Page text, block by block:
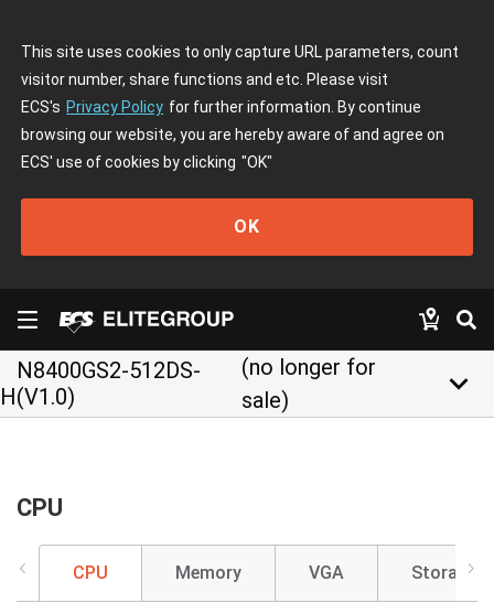
This site uses cookies to only capture URL parameters, count
visitor number, share functions and etc. Please visit
ECS's Privacy Policy for further information. By continue
browsing our website, you are hereby aware of and agree on
ECS' use of cookies by clicking "OK"
OK
N8400GS2-512DS-
H(V1.0)
(no longer for
sale)
keyboard_arrow_down
CPU
CPU Memory VGA Storage